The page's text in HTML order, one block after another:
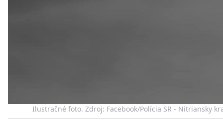
Ilustračné foto. Zdroj: Facebook/Polícia SR - Nitriansky